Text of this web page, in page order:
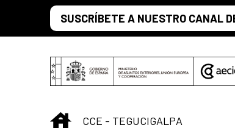
Saltar al contenido principal
SUSCRÍBETE A NUESTRO CANAL
INICIO
CCE - TEGUCIGALPA